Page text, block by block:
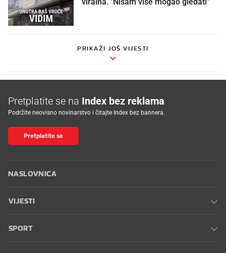
viralna. "Nisam više mogao gledati"
PRIKAŽI JOŠ VIJESTI
Pretplatite se na Index bez reklama
Podržite neovisno novinarstvo i čitajte Index bez bannera.
Pretplatite se
NASLOVNICA
VIJESTI
SPORT